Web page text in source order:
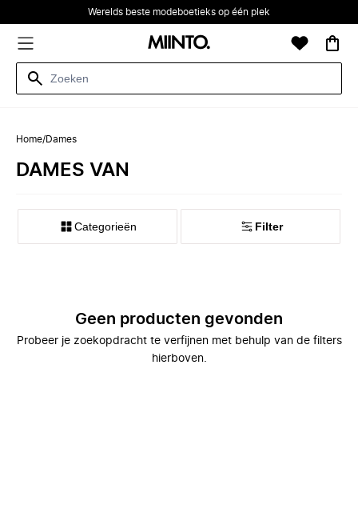
Werelds beste modeboetieks op één plek
Home/Dames
DAMES VAN
Categorieën Filter
Geen producten gevonden
Probeer je zoekopdracht te verfijnen met behulp van de filters
hierboven.